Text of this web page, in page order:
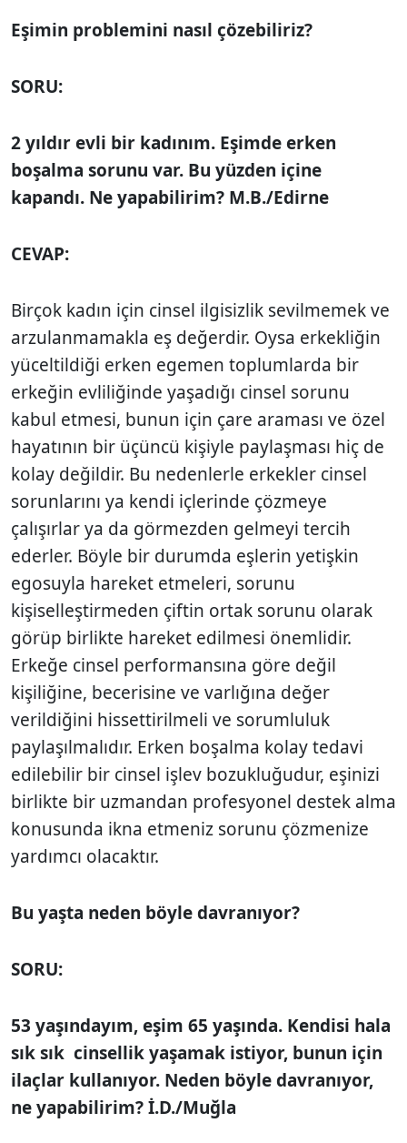
Eşimin problemini nasıl çözebiliriz?
SORU:
2 yıldır evli bir kadınım. Eşimde erken
boşalma sorunu var. Bu yüzden içine
kapandı. Ne yapabilirim? M.B./Edirne
CEVAP:
Birçok kadın için cinsel ilgisizlik sevilmemek ve
arzulanmamakla eş değerdir. Oysa erkekliğin
yüceltildiği erken egemen toplumlarda bir
erkeğin evliliğinde yaşadığı cinsel sorunu
kabul etmesi, bunun için çare araması ve özel
hayatının bir üçüncü kişiyle paylaşması hiç de
kolay değildir. Bu nedenlerle erkekler cinsel
sorunlarını ya kendi içlerinde çözmeye
çalışırlar ya da görmezden gelmeyi tercih
ederler. Böyle bir durumda eşlerin yetişkin
egosuyla hareket etmeleri, sorunu
kişiselleştirmeden çiftin ortak sorunu olarak
görüp birlikte hareket edilmesi önemlidir.
Erkeğe cinsel performansına göre değil
kişiliğine, becerisine ve varlığına değer
verildiğini hissettirilmeli ve sorumluluk
paylaşılmalıdır. Erken boşalma kolay tedavi
edilebilir bir cinsel işlev bozukluğudur, eşinizi
birlikte bir uzmandan profesyonel destek alma
konusunda ikna etmeniz sorunu çözmenize
yardımcı olacaktır.
Bu yaşta neden böyle davranıyor?
SORU:
53 yaşındayım, eşim 65 yaşında. Kendisi hala
sık sık cinsellik yaşamak istiyor, bunun için
ilaçlar kullanıyor. Neden böyle davranıyor,
ne yapabilirim? İ.D./Muğla